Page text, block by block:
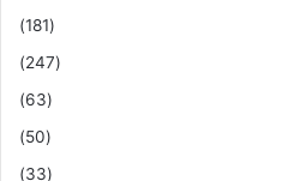
(181)
(247)
(63)
(50)
(33)